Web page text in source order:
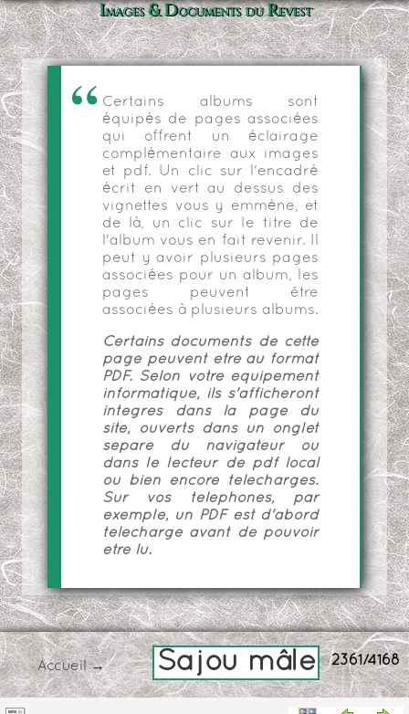
Images & Documents du Revest
Certains albums sont
équipés de pages associées
qui offrent un éclairage
complémentaire aux images
et pdf. Un clic sur l'encadré
écrit en vert au dessus des
vignettes vous y emmène, et
de là, un clic sur le titre de
l'album vous en fait revenir. Il
peut y avoir plusieurs pages
associées pour un album, les
pages peuvent être
associées à plusieurs albums.
Certains documents de cette
page peuvent être au format
PDF. Selon votre équipement
informatique, ils s'afficheront
intégrés dans la page du
site, ouverts dans un onglet
séparé du navigateur ou
dans le lecteur de pdf local
ou bien encore téléchargés.
Sur vos téléphones, par
exemple, un PDF est d'abord
téléchargé avant de pouvoir
être lu.
2361/4168
Accueil→ Sajou mâle